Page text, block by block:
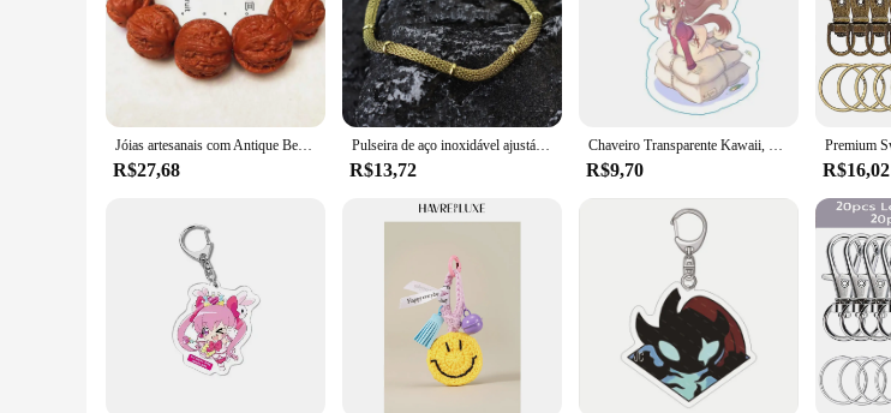
Jóias artesanais com Antique Beads, Wild áspero Beads, Walnut Pulseira, oito lados Groove Design, Premium, pequeno
R$27,68
Pulseira de aço inoxidável ajustável para homens, pulseira hipoalergênica unfading, presente perfeito para namorado, Chain Link, Premium
R$13,72
Chaveiro Transparente Kawaii, 6cm, Anime Japonês, Holo Fox, Simplicidade, Irregular, Jóias da Moda, Acessórios Estéticos Premium
R$9,70 R$16,02